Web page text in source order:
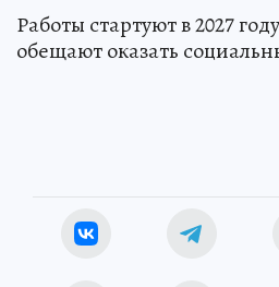
Работы стартуют в 2027
обещают оказать